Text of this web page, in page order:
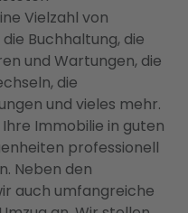
Vielzahl von
Buchhaltung, die
und Wartungen, die
die
und vieles mehr.
Immobilie in guten
professionell
Neben den
auch umfangreiche